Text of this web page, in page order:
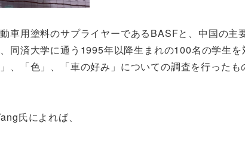
車用塗料のサプライヤーであるBASFと、中国の主
同済大学に通う1995年以降生まれの100名の学生を
、「色」、「車の好み」についての調査を行ったも
氏によれば、